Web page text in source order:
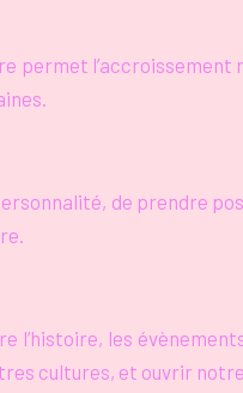
permet l’accroissement
de prendre
l’histoire, les
cultures, et ouvrir